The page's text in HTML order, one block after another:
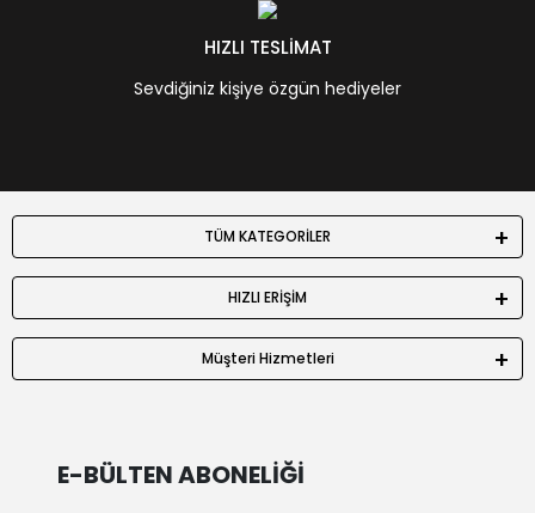
HIZLI TESLİMAT
Sevdiğiniz kişiye özgün hediyeler
TÜM KATEGORİLER
HIZLI ERİŞİM
Müşteri Hizmetleri
E-BÜLTEN ABONELİĞİ